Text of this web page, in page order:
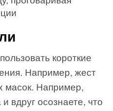
короткие
Например, жест
масок. Например,
вдруг осознаете, что